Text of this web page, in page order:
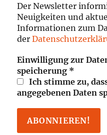
Der Newsletter
Neuigkeiten und
Informationen zum
der
Einwilligung zur
speicherung *
Ich stimme zu,
angegebenen Daten